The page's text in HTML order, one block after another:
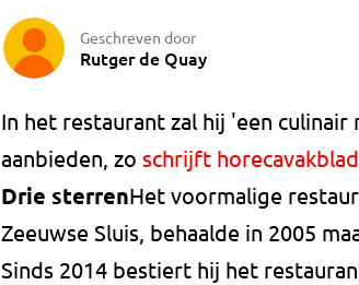
Geschreven door
Rutger de Quay
In het restaurant zal hij 'een
aanbieden, zo schrijft
Drie sterrenHet voormalige
Zeeuwse Sluis, behaalde in 2005
Sinds 2014 bestiert hij het